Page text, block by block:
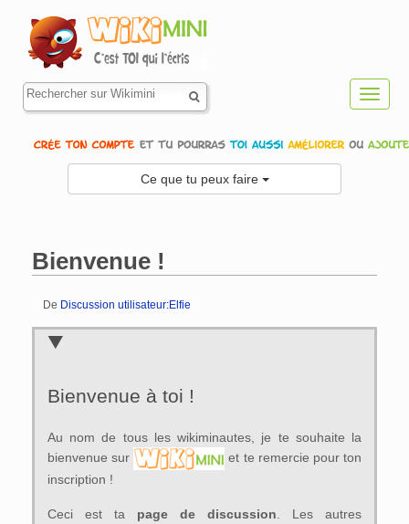
Ce que tu peux faire
Bienvenue !
De Discussion utilisateur:Elfie
Bienvenue à toi !
Au nom de tous les wikiminautes, je te souhaite la
bienvenue sur
et te remercie pour ton
inscription !
Ceci est ta page de discussion . Les autres